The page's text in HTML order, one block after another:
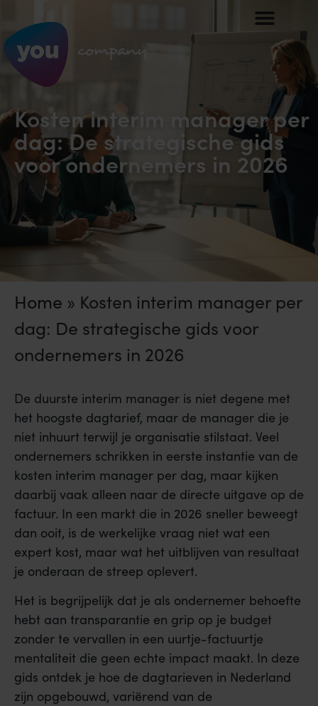
Kosten interim manager per
dag: De strategische gids
voor ondernemers in 2026
Home » Kosten interim manager per
dag: De strategische gids voor
ondernemers in 2026
De duurste interim manager is niet degene met
het hoogste dagtarief, maar de manager die je
niet inhuurt terwijl je organisatie stilstaat. Veel
ondernemers schrikken in eerste instantie van de
kosten interim manager per dag, maar kijken
daarbij vaak alleen naar de directe uitgave op de
factuur. In een markt die in 2026 sneller beweegt
dan ooit, is de werkelijke vraag niet wat een
expert kost, maar wat het uitblijven van resultaat
je onderaan de streep oplevert.
Het is begrijpelijk dat je als ondernemer behoefte
hebt aan transparantie en grip op je budget
zonder te vervallen in een uurtje-factuurtje
mentaliteit die geen echte impact maakt. In deze
gids ontdek je hoe de dagtarieven in Nederland
zijn opgebouwd, variërend van de